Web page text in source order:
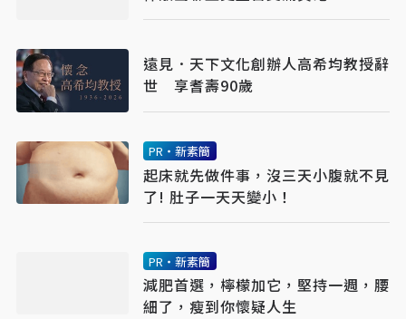
遠見．天下文化創辦人高希均教授辭
世 享耆壽90歲
PR・新素簡
起床就先做件事，沒三天小腹就不見
了! 肚子一天天變小！
PR・新素簡
減肥首選，檸檬加它，堅持一週，腰
細了，瘦到你懷疑人生